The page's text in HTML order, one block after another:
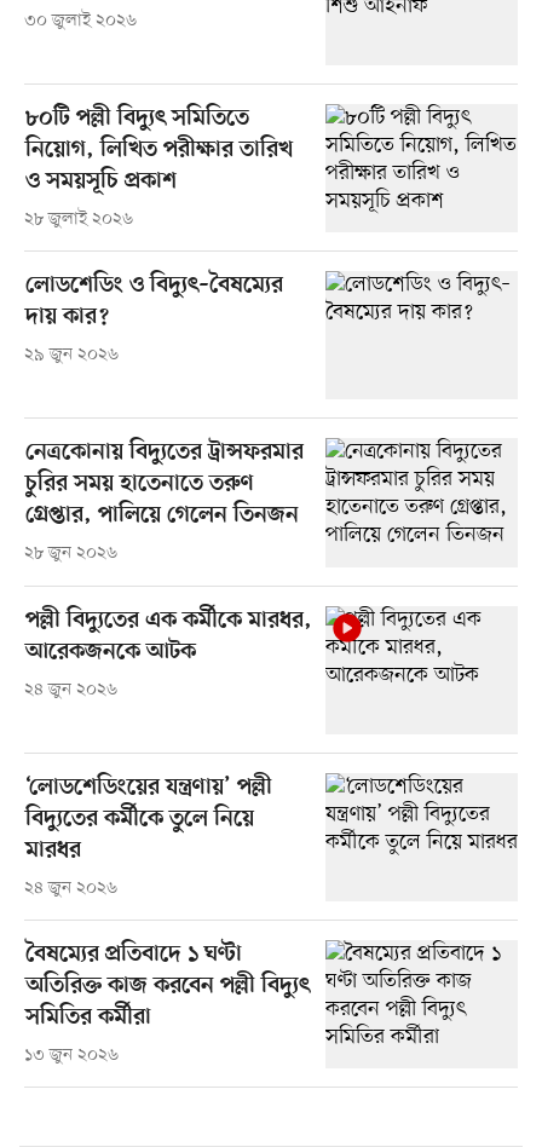
৩০ জুলাই ২০২৬
৮০টি পল্লী বিদ্যুৎ সমিতিতে
নিয়োগ, লিখিত পরীক্ষার তারিখ
ও সময়সূচি প্রকাশ
২৮ জুলাই ২০২৬
লোডশেডিং ও বিদ্যুৎ–বৈষম্যের
দায় কার?
২৯ জুন ২০২৬
নেত্রকোনায় বিদ্যুতের ট্রান্সফরমার
চুরির সময় হাতেনাতে তরুণ
গ্রেপ্তার, পালিয়ে গেলেন তিনজন
২৮ জুন ২০২৬
পল্লী বিদ্যুতের এক কর্মীকে মারধর,
আরেকজনকে আটক
২৪ জুন ২০২৬
‘লোডশেডিংয়ের যন্ত্রণায়’ পল্লী
বিদ্যুতের কর্মীকে তুলে নিয়ে
মারধর
২৪ জুন ২০২৬
বৈষম্যের প্রতিবাদে ১ ঘণ্টা
অতিরিক্ত কাজ করবেন পল্লী বিদ্যুৎ
সমিতির কর্মীরা
১৩ জুন ২০২৬